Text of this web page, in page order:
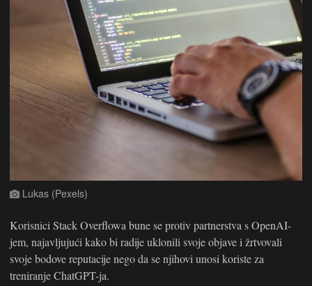
Lukas (Pexels)
Korisnici Stack Overflowa bune se protiv partnerstva s OpenAI-
jem, najavljujući kako bi radije uklonili svoje objave i žrtvovali
svoje bodove reputacije nego da se njihovi unosi koriste za
treniranje ChatGPT-ja.